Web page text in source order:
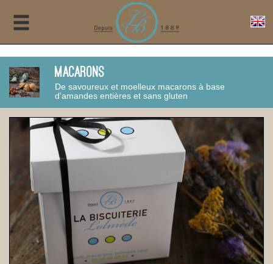
Macarons
De savoureux et moelleux macarons à base
d'amandes entières et sans gluten